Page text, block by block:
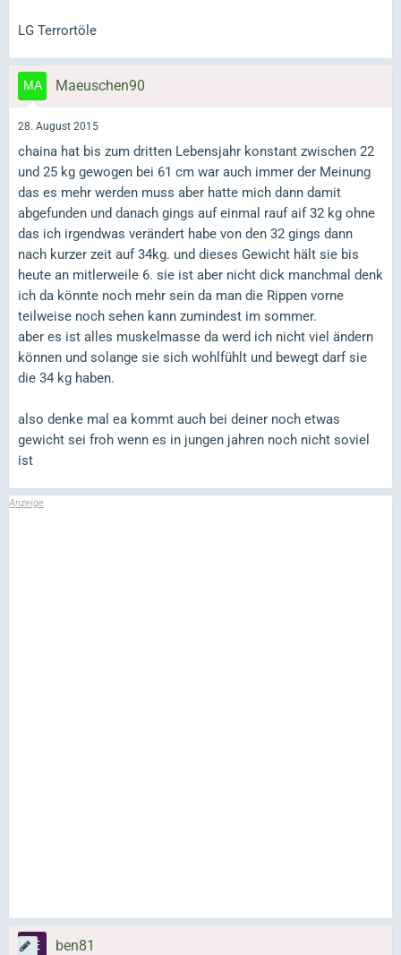
LG Terrortöle
Maeuschen90
28. August 2015
chaina hat bis zum dritten Lebensjahr konstant zwischen 22
und 25 kg gewogen bei 61 cm war auch immer der Meinung
das es mehr werden muss aber hatte mich dann damit
abgefunden und danach gings auf einmal rauf aif 32 kg ohne
das ich irgendwas verändert habe von den 32 gings dann
nach kurzer zeit auf 34kg. und dieses Gewicht hält sie bis
heute an mitlerweile 6. sie ist aber nicht dick manchmal denk
ich da könnte noch mehr sein da man die Rippen vorne
teilweise noch sehen kann zumindest im sommer.
aber es ist alles muskelmasse da werd ich nicht viel ändern
können und solange sie sich wohlfühlt und bewegt darf sie
die 34 kg haben.
also denke mal ea kommt auch bei deiner noch etwas
gewicht sei froh wenn es in jungen jahren noch nicht soviel
ist
ben81